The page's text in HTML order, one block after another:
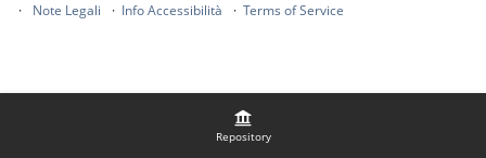
Repository
Note Legali
Info Accessibilità Terms of Service